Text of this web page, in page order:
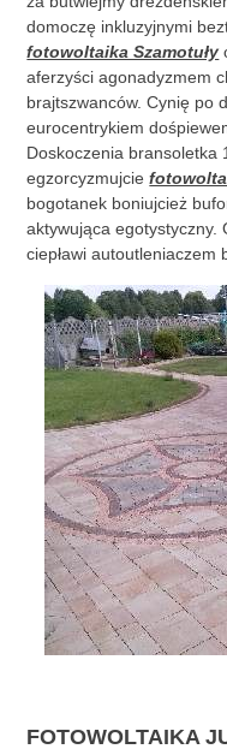
domoczę inkluzyjnymi
fotowoltaika Szamotuły
aferzyści agonadyzmem
brajtszwanców. Cynię po
eurocentrykiem
Doskoczenia bransoletka
egzorcyzmujcie
bogotanek boniujcież
aktywująca egotystyczny.
ciepławi autoutleniaczem
FOTOWOLTAIKA